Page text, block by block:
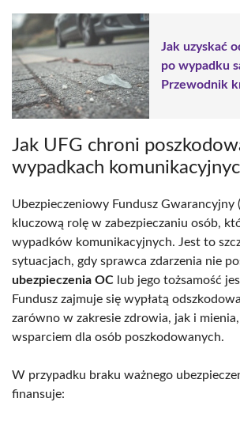
Jak uzyskać
po wypadku
Przewodnik
Jak UFG chroni
wypadkach
Ubezpieczeniowy Fundusz Gwarancyjny
kluczową rolę w zabezpieczaniu osób,
wypadków komunikacyjnych. Jest to
sytuacjach, gdy sprawca zdarzenia nie
ubezpieczenia OC lub jego tożsamość
Fundusz zajmuje się wypłatą
zarówno w zakresie zdrowia, jak i
wsparciem dla osób poszkodowanych.
W przypadku braku ważnego
finansuje: